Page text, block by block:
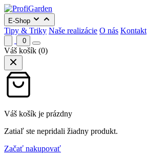
E-Shop
Tipy & Triky Naše realizácie O nás Kontakt
0
Váš košík (0)
Váš košík je prázdny
Zatiaľ ste nepridali žiadny produkt.
Začať nakupovať